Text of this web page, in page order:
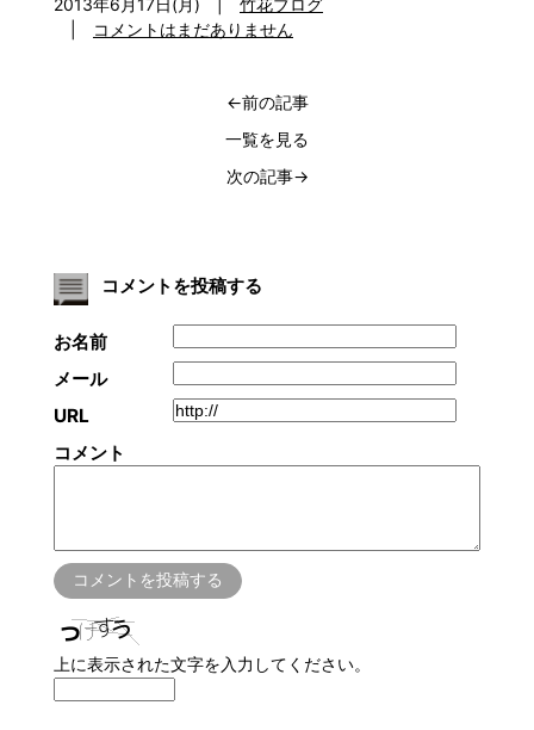
2013年6月17日(月)
竹花ブログ
コメントはまだありません
←前の記事
一覧を見る
次の記事→
コメントを投稿する
お名前
メール
URL
コメント
上に表示された文字を入力してください。